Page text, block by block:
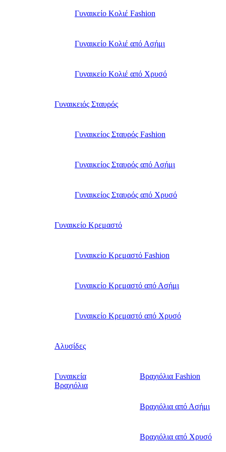
Γυναικείο Κολιέ Fashion
Γυναικείο Κολιέ από Ασήμι
Γυναικείο Κολιέ από Χρυσό
Γυναικειός Σταυρός
Γυναικείος Σταυρός Fashion
Γυναικείος Σταυρός από Ασήμι
Γυναικείος Σταυρός από Χρυσό
Γυναικείο Κρεμαστό
Γυναικείο Κρεμαστό Fashion
Γυναικείο Κρεμαστό από Ασήμι
Γυναικείο Κρεμαστό από Χρυσό
Αλυσίδες
Γυναικεία
Βραχιόλια
Βραχιόλια Fashion
Βραχιόλια από Ασήμι
Βραχιόλια από Χρυσό